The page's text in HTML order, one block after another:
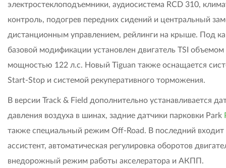
электростеклоподъемники, аудиосистема RCD 310,
контроль, подогрев передних сидений и центральный
дистанционным управлением, рейлинги на крыше. Под
базовой модификации установлен двигатель TSI объемом
мощностью 122 л.с. Новый Tiguan также оснащается
Start-Stop и системой рекуперативного торможения.
В версии Track & Field дополнительно устанавливается
давления воздуха в шинах, задние датчики парковки Park
также специальный режим Off-Road. В последний
ассистент, автоматическая регулировка оборотов
внедорожный режим работы акселератора и АКПП.